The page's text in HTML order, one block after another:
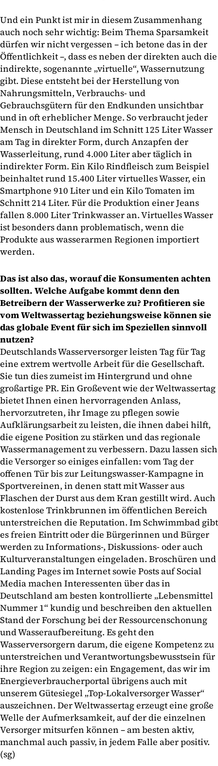
Und ein Punkt ist mir in diesem Zusammenhang
auch noch sehr wichtig: Beim Thema Sparsamkeit
dürfen wir nicht vergessen – ich betone das in der
Öffentlichkeit –, dass es neben der direkten auch die
indirekte, sogenannte „virtuelle“, Wassernutzung
gibt. Diese entsteht bei der Herstellung von
Nahrungsmitteln, Verbrauchs- und
Gebrauchsgütern für den Endkunden unsichtbar
und in oft erheblicher Menge. So verbraucht jeder
Mensch in Deutschland im Schnitt 125 Liter Wasser
am Tag in direkter Form, durch Anzapfen der
Wasserleitung, rund 4.000 Liter aber täglich in
indirekter Form. Ein Kilo Rindfleisch zum Beispiel
beinhaltet rund 15.400 Liter virtuelles Wasser, ein
Smartphone 910 Liter und ein Kilo Tomaten im
Schnitt 214 Liter. Für die Produktion einer Jeans
fallen 8.000 Liter Trinkwasser an. Virtuelles Wasser
ist besonders dann problematisch, wenn die
Produkte aus wasserarmen Regionen importiert
werden.
Das ist also das, worauf die Konsumenten achten
sollten. Welche Aufgabe kommt denn den
Betreibern der Wasserwerke zu? Profitieren sie
vom Weltwassertag beziehungsweise können sie
das globale Event für sich im Speziellen sinnvoll
nutzen?
Deutschlands Wasserversorger leisten Tag für Tag
eine extrem wertvolle Arbeit für die Gesellschaft.
Sie tun dies zumeist im Hintergrund und ohne
großartige PR. Ein Großevent wie der Weltwassertag
bietet Ihnen einen hervorragenden Anlass,
hervorzutreten, ihr Image zu pflegen sowie
Aufklärungsarbeit zu leisten, die ihnen dabei hilft,
die eigene Position zu stärken und das regionale
Wassermanagement zu verbessern. Dazu lassen sich
die Versorger so einiges einfallen: vom Tag der
offenen Tür bis zur Leitungswasser-Kampagne in
Sportvereinen, in denen statt mit Wasser aus
Flaschen der Durst aus dem Kran gestillt wird. Auch
kostenlose Trinkbrunnen im öffentlichen Bereich
unterstreichen die Reputation. Im Schwimmbad gibt
es freien Eintritt oder die Bürgerinnen und Bürger
werden zu Informations-, Diskussions- oder auch
Kulturveranstaltungen eingeladen. Broschüren und
Landing Pages im Internet sowie Posts auf Social
Media machen Interessenten über das in
Deutschland am besten kontrollierte „Lebensmittel
Nummer 1“ kundig und beschreiben den aktuellen
Stand der Forschung bei der Ressourcenschonung
und Wasseraufbereitung. Es geht den
Wasserversorgern darum, die eigene Kompetenz zu
unterstreichen und Verantwortungsbewusstsein für
ihre Region zu zeigen: ein Engagement, das wir im
Energieverbraucherportal übrigens auch mit
unserem Gütesiegel „Top-Lokalversorger Wasser“
auszeichnen. Der Weltwassertag erzeugt eine große
Welle der Aufmerksamkeit, auf der die einzelnen
Versorger mitsurfen können – am besten aktiv,
manchmal auch passiv, in jedem Falle aber positiv.
(sg)